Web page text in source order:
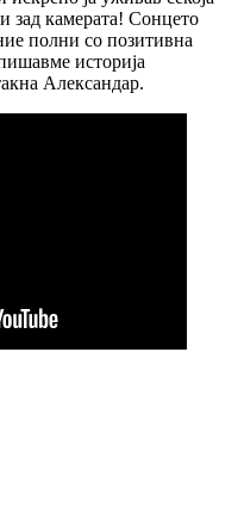
зад камерата! Сонцето
полни со позитивна
историја
Александар.